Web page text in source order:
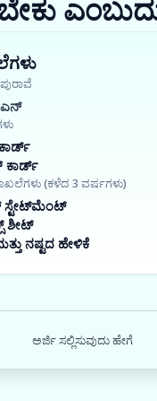
ಕಾರ್ಡ್
(ಕಳೆದ 3 ವರ್ಷಗಳು)
ಸ್ಟೇಟ್‌ಮೆಂಟ್
ಶೀಟ್
ನಷ್ಟದ ಹೇಳಿಕೆ
ಅರ್ಜಿ ಸಲ್ಲಿಸುವುದು ಹೇಗೆ